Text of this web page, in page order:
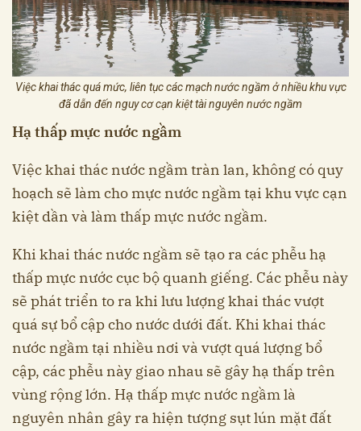
Việc khai thác quá mức, liên tục các mạch nước ngầm ở nhiều khu vực
đã dẫn đến nguy cơ cạn kiệt tài nguyên nước ngầm
Hạ thấp mực nước ngầm
Việc khai thác nước ngầm tràn lan, không có quy
hoạch sẽ làm cho mực nước ngầm tại khu vực cạn
kiệt dần và làm thấp mực nước ngầm.
Khi khai thác nước ngầm sẽ tạo ra các phễu hạ
thấp mực nước cục bộ quanh giếng. Các phễu này
sẽ phát triển to ra khi lưu lượng khai thác vượt
quá sự bổ cập cho nước dưới đất. Khi khai thác
nước ngầm tại nhiều nơi và vượt quá lượng bổ
cập, các phễu này giao nhau sẽ gây hạ thấp trên
vùng rộng lớn. Hạ thấp mực nước ngầm là
nguyên nhân gây ra hiện tượng sụt lún mặt đất